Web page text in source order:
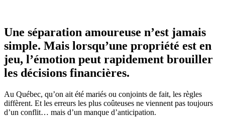
Une séparation amoureuse n’est jamais
simple. Mais lorsqu’une propriété est en
jeu, l’émotion peut rapidement brouiller
les décisions financières.
Au Québec, qu’on ait été mariés ou conjoints de fait, les règles
diffèrent. Et les erreurs les plus coûteuses ne viennent pas toujours
d’un conflit… mais d’un manque d’anticipation.